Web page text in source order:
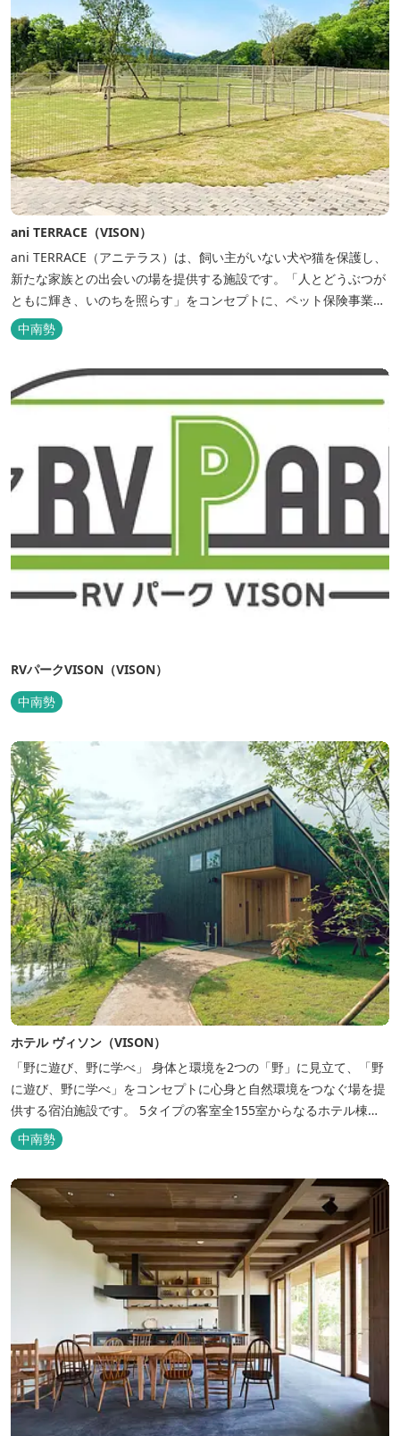
ani TERRACE（VISON）
ani TERRACE（アニテラス）は、飼い主がいない犬や猫を保護し、
新たな家族との出会いの場を提供する施設です。「人とどうぶつが
ともに輝き、いのちを照らす」をコンセプトに、ペット保険事業を
行うアニコムグループが運営します。また、本施設では、飼い主様
と一緒にVISONへ訪れたペットを一時的にお預かりするペットホテ
ルをご用意しているほか、広々...
中南勢
RVパークVISON（VISON）
中南勢
ホテル ヴィソン（VISON）
「野に遊び、野に学べ」 身体と環境を2つの「野」に見立て、「野
に遊び、野に学べ」をコンセプトに心身と自然環境をつなぐ場を提
供する宿泊施設です。 5タイプの客室全155室からなるホテル棟
と、プライベートな滞在が楽しめる一棟独立型のヴィラ6棟がござ
います。
中南勢